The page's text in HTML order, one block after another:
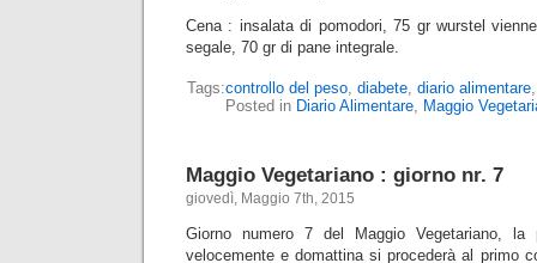
Cena : insalata di pomodori, 75 gr wurstel
segale, 70 gr di pane integrale.
Tags:controllo del peso, diabete, diario alimentare
Posted in Diario Alimentare, Maggio
Maggio Vegetariano : giorno nr. 7
giovedì, Maggio 7th, 2015
Giorno numero 7 del Maggio Vegetariano,
velocemente e domattina si procederà al primo